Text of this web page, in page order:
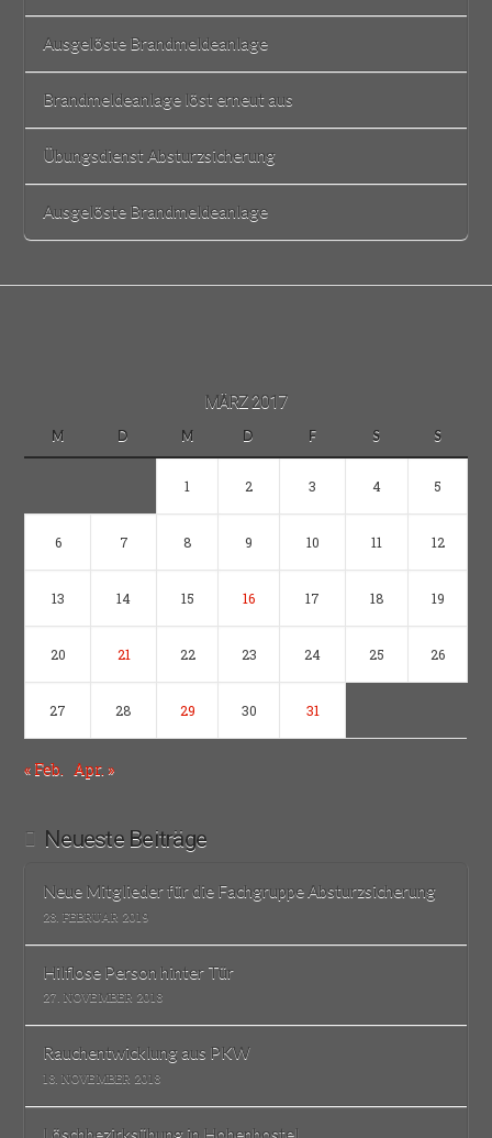
Ausgelöste Brandmeldeanlage
Brandmeldeanlage löst erneut aus
Übungsdienst Absturzsicherung
Ausgelöste Brandmeldeanlage
MÄRZ 2017
M D M D F S S
1 2 3 4 5
6 7 8 9 10 11 12
13 14 15 16 17 18 19
20 21 22 23 24 25 26
27 28 29 30 31
« Feb. Apr. »
Neueste Beiträge
Neue Mitglieder für die Fachgruppe Absturzsicherung
28. FEBRUAR 2019
Hilflose Person hinter Tür
27. NOVEMBER 2018
Rauchentwicklung aus PKW
18. NOVEMBER 2018
Löschbezirksübung in Hohenbostel